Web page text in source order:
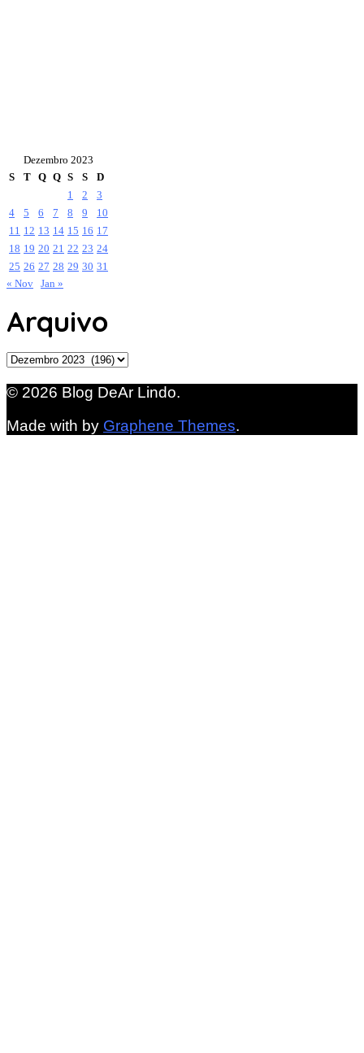
Dezembro 2023
S
T Q Q S S
D
1
2
3
4
5 6 7 8 9
10
11 12 13 14 15 16 17
18 19 20 21 22 23 24
25 26 27 28 29 30 31
« Nov Jan »
Arquivo
Arquivo
© 2026 Blog DeAr Lindo.
Made with by Graphene Themes.